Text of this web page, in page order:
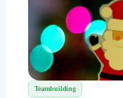
Teambuilding